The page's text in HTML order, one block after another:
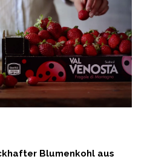
Blumenkohl aus